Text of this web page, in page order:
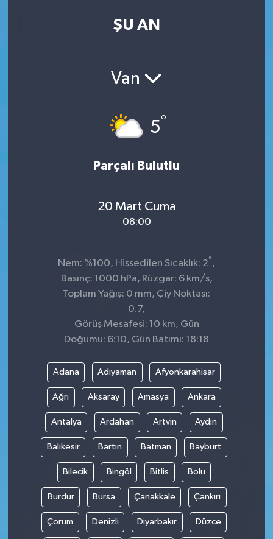
ŞU AN
Van
5°
Parçalı Bulutlu
20 Mart Cuma
08:00
Nem: %100, Hissedilen Sıcaklık: 2° ,
Basınç: 1000 hPa, Rüzgar: 6 km/s,
Toplam Yağış: 0 mm, Çiy Noktası:
0.7,
Görüş Mesafesi: 10 km, Gün
Doğumu: 6:10, Gün Batımı: 18:18
Adana Adıyaman Afyonkarahisar
Ağrı Aksaray Amasya Ankara
Antalya Ardahan Artvin Aydın
Balıkesir Bartın Batman Bayburt
Bilecik Bingöl Bitlis Bolu
Burdur Bursa Çanakkale Çankırı
Çorum Denizli Diyarbakır Düzce